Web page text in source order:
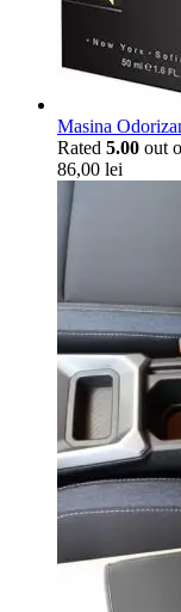
Masina
Rated 5.00 out
86,00 lei